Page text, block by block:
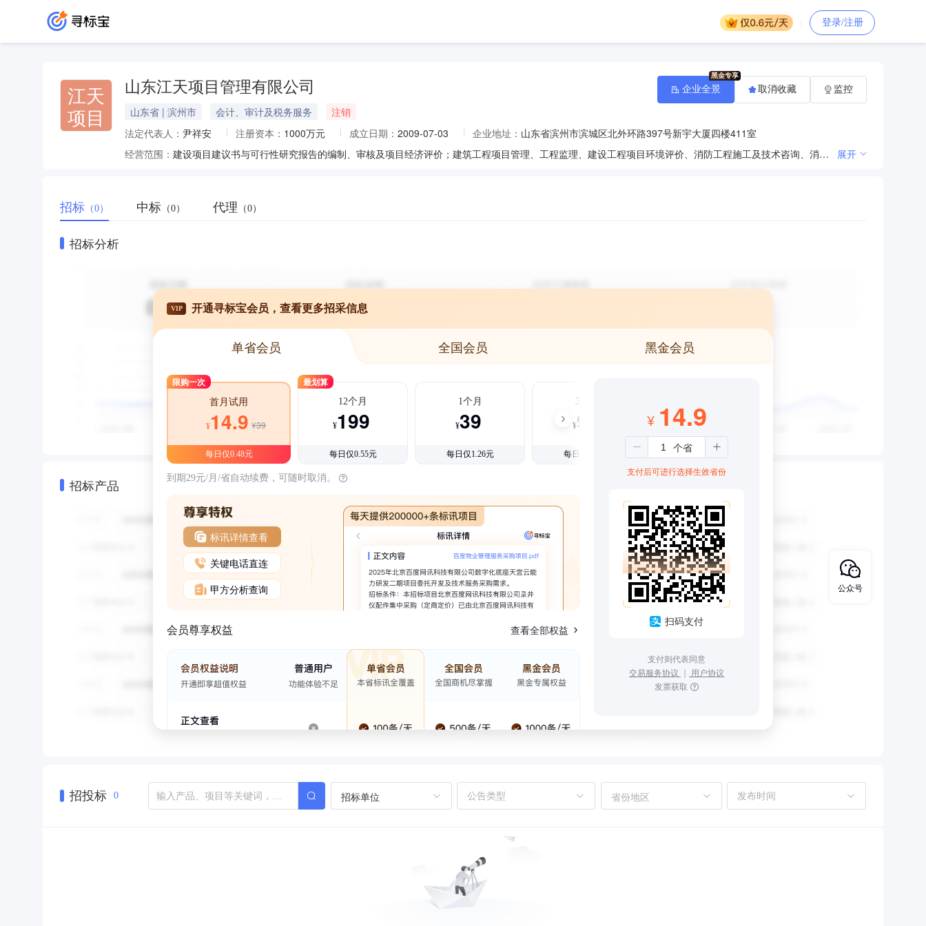
登录/注册
江天
项目
山东江天项目管理有限公司
山东省 | 滨州市 会计、审计及税务服务
注销
法定代表人： 尹祥安 注册资本： 1000万元 成立日期： 2009-07-03 企业地址： 山东省滨州市滨城区北外环路397号新宇大厦四楼411室
经营范围：
建设项目建议书与可行性研究报告的编制、审核及项目经济评价；建筑工程项目管理、工程监理、建设工程项目环境评价、消防工程施工及技术咨询、消防器材加工及设备销售、维护；建筑智能化工程、建筑幕墙工程、装饰装修工程、环保工程施工。建设工程概预算及竣工结算（决算）、工程招标标底编制；工程招标代理、政府采购招标代理、土地招标咨询、机电设备招标代理、水利水电工程招标代理；财务咨询；建设项目评估服务；提供工程服务；机械设备、建筑工程信息咨询；项目验收服务；受委托的档案整理服务；办公设备及耗材、文体用品、机械产品、电子产品（卫星电视广播地面接收设施除外）、计算机软件开发、销售及维护、监控设备销售；文印服务（依法须经批准的项目，经相关部门批准后方可开展经营活动）。 展开
企业全景 取消收藏 监控
招标 （0） 中标 （0） 代理 （0）
招标分析
招标产品
VIP 开通寻标宝会员，查看更多招采信息
单省会员 全国会员 黑金会员
限购一次
首月试用
¥14.9 ¥39
每日仅0.48元
最划算
12个月
¥199
每日仅0.55元
1个月
¥39
每日仅1.26元
3个月
¥99
每日仅1.08元
到期29元/月/省自动续费，可随时取消。
标讯详情查看
关键电话直连
甲方分析查询
会员尊享权益 查看全部权益
¥ 14.9
支付后可进行选择生效省份
扫码支付
支付则代表同意
交易服务协议 ｜ 用户协议
发票获取
招投标 0 招标单位 省份地区
公众号